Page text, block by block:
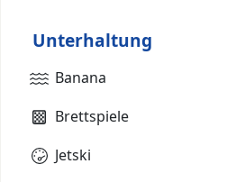
Unterhaltung
Banana
Brettspiele
Jetski